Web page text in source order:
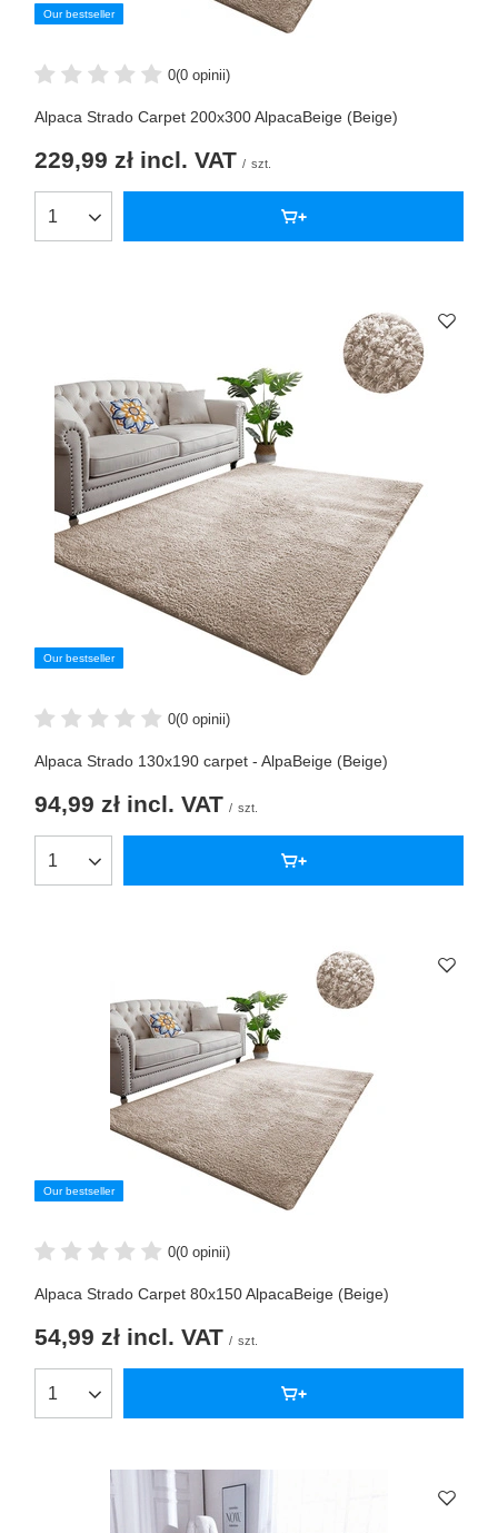
Our bestseller
0(0 opinii)
Alpaca Strado Carpet 200x300 AlpacaBeige (Beige)
229,99 zł incl. VAT / szt.
Our bestseller
0(0 opinii)
Alpaca Strado 130x190 carpet - AlpaBeige (Beige)
94,99 zł incl. VAT / szt.
Our bestseller
0(0 opinii)
Alpaca Strado Carpet 80x150 AlpacaBeige (Beige)
54,99 zł incl. VAT / szt.